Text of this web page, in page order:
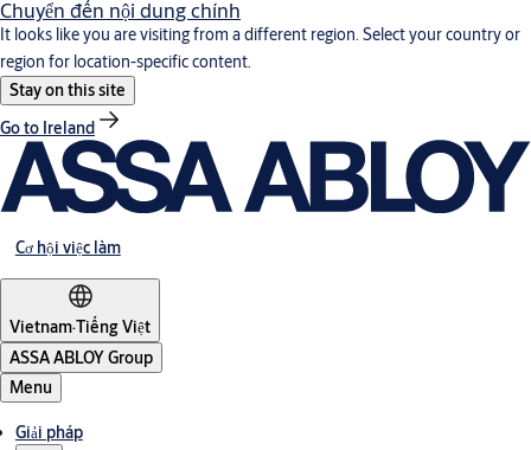
Chuyển đến nội dung chính
It looks like you are visiting from a different region. Select your country or
region for location-specific content.
Stay on this site
Go to Ireland
Cơ hội việc làm
Vietnam·Tiếng Việt
ASSA ABLOY Group
Menu
Giải pháp